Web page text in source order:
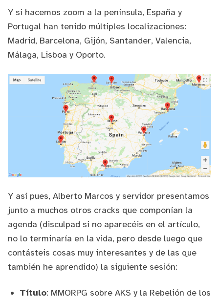
Y si hacemos zoom a la península, España y
Portugal han tenido múltiples localizaciones:
Madrid, Barcelona, Gijón, Santander, Valencia,
Málaga, Lisboa y Oporto.
Y así pues, Alberto Marcos y servidor presentamos
junto a muchos otros cracks que componían la
agenda (disculpad si no aparecéis en el artículo,
no lo terminaría en la vida, pero desde luego que
contásteis cosas muy interesantes y de las que
también he aprendido) la siguiente sesión:
Título: MMORPG sobre AKS y la Rebelión de los